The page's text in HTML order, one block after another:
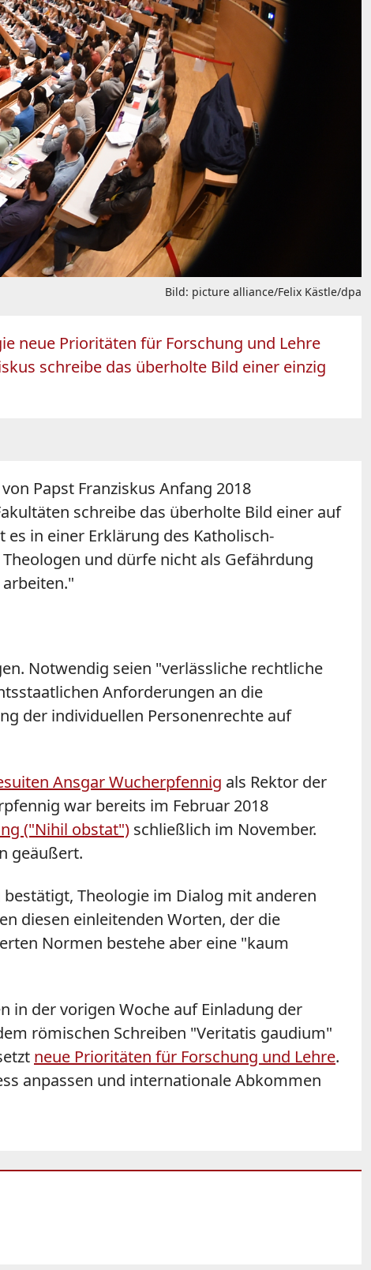
Bild: picture alliance/Felix Kästle/dpa
neue Prioritäten für Forschung und Lehre
schreibe das überholte Bild einer einzig
Papst Franziskus Anfang 2018
schreibe das überholte Bild einer auf
es in einer Erklärung des Katholisch-
und dürfe nicht als Gefährdung
Notwendig seien "verlässliche rechtliche
Anforderungen an die
der individuellen Personenrechte auf
Ansgar Wucherpfennig als Rektor der
war bereits im Februar 2018
("Nihil obstat") schließlich im November.
geäußert.
Theologie im Dialog mit anderen
diesen einleitenden Worten, der die
Normen bestehe aber eine "kaum
in der vorigen Woche auf Einladung der
römischen Schreiben "Veritatis gaudium"
neue Prioritäten für Forschung und Lehre.
anpassen und internationale Abkommen